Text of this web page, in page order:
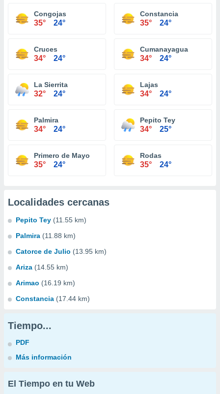
Congojas
35° 24°
Constancia
35° 24°
Cruces
34° 24°
Cumanayagua
34° 24°
La Sierrita
32° 24°
Lajas
34° 24°
Palmira
34° 24°
Pepito Tey
34° 25°
Primero de Mayo
35° 24°
Rodas
35° 24°
Localidades cercanas
Pepito Tey (11.55 km)
Palmira (11.88 km)
Catorce de Julio (13.95 km)
Ariza (14.55 km)
Arimao (16.19 km)
Constancia (17.44 km)
Tiempo...
PDF
Más información
El Tiempo en tu Web